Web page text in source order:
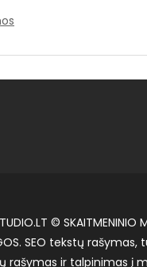
© SKAITMENINIO
SEO tekstų rašymas,
rašymas ir talpinimas į